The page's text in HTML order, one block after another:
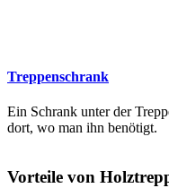
Treppenschrank
Ein Schrank unter der
dort, wo man ihn benötigt.
Vorteile von